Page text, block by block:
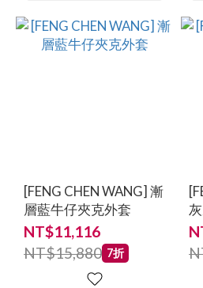
[FENG CHEN WANG] 漸
層藍牛仔夾克外套
NT$11,116
NT$15,880 7折